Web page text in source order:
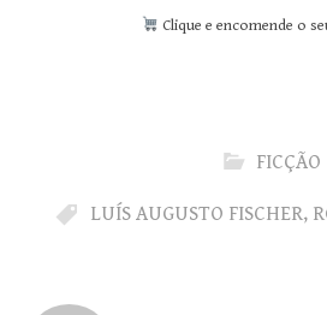
Clique e encomende o
FICÇÃO
LUÍS AUGUSTO FISCHER,